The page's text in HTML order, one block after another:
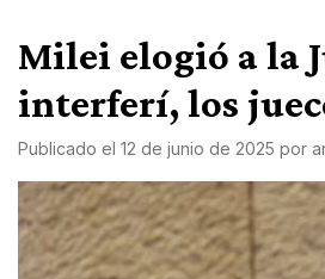
Milei elogió a la
interferí, los
Publicado el 12 de junio de 2025 por